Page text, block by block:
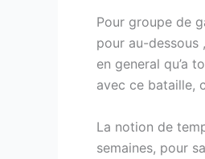
Pour groupe de
pour au-dessous
en general qu’a
avec ce bataille,
La notion de
semaines, pour